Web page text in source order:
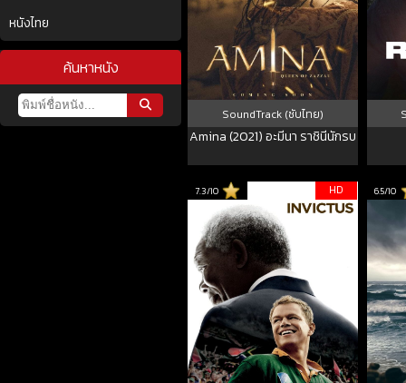
หนังไทย
ค้นหาหนัง
SoundTrack (ซับไทย)
Amina (2021) อะมีนา ราชินีนักรบ
7.3/10 HD 6.5/10